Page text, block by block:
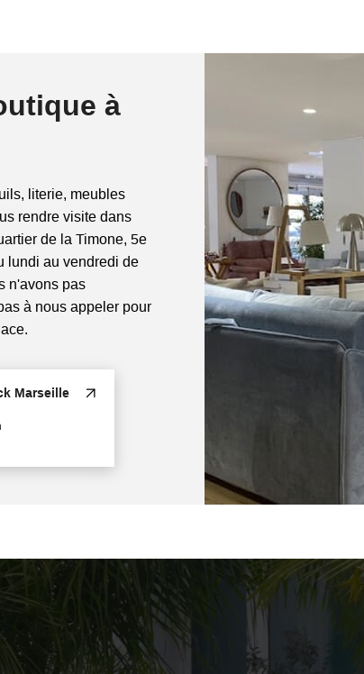
à
literie, meubles
rendre visite dans
de la Timone, 5e
lundi au vendredi de
n'avons pas
à nous appeler pour
Marseille